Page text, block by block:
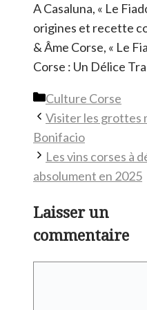
A Casaluna, « Le
origines et recette
& Âme Corse, « Le
Corse : Un Délice
Catégories
Culture Corse
Visiter les grottes
Bonifacio
Les vins corses à
absolument en 2025
Laisser un
commentaire